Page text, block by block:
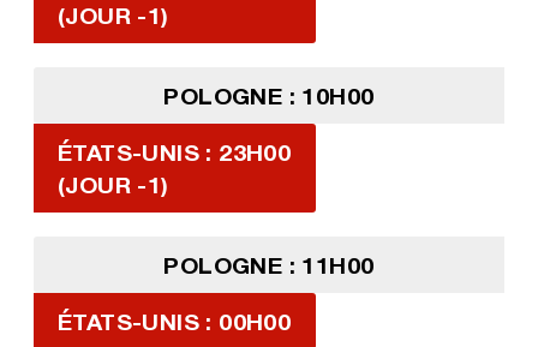
(JOUR -1)
POLOGNE : 10H00
ÉTATS-UNIS : 23H00
(JOUR -1)
POLOGNE : 11H00
ÉTATS-UNIS : 00H00